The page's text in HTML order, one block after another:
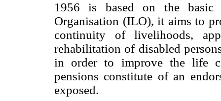
1956 is based on the basic
Organisation (ILO), it aims to
continuity of livelihoods,
rehabilitation of disabled
in order to improve the life
pensions constitute of an
exposed.